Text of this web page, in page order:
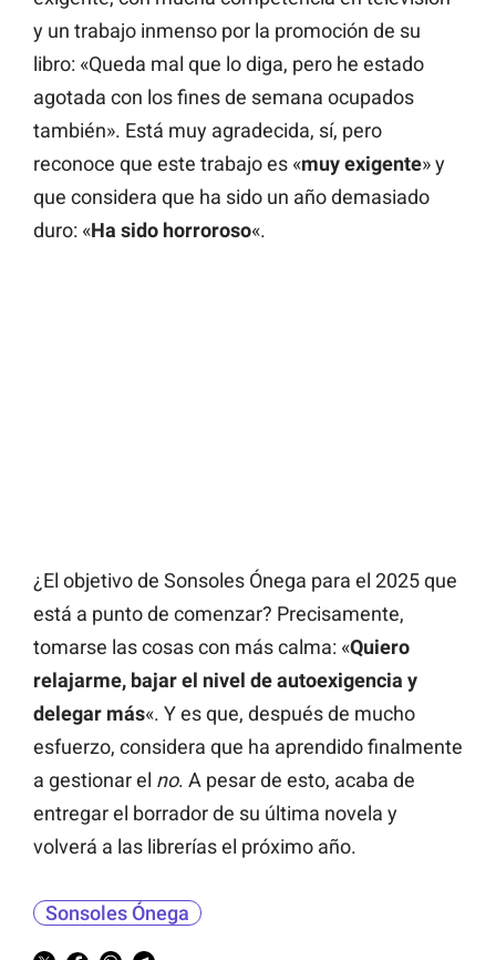
y un trabajo inmenso por la promoción de su
libro: «Queda mal que lo diga, pero he estado
agotada con los fines de semana ocupados
también». Está muy agradecida, sí, pero
reconoce que este trabajo es «muy exigente» y
que considera que ha sido un año demasiado
duro: «Ha sido horroroso«.
¿El objetivo de Sonsoles Ónega para el 2025 que
está a punto de comenzar? Precisamente,
tomarse las cosas con más calma: «Quiero
relajarme, bajar el nivel de autoexigencia y
delegar más«. Y es que, después de mucho
esfuerzo, considera que ha aprendido finalmente
a gestionar el no. A pesar de esto, acaba de
entregar el borrador de su última novela y
volverá a las librerías el próximo año.
Sonsoles Ónega